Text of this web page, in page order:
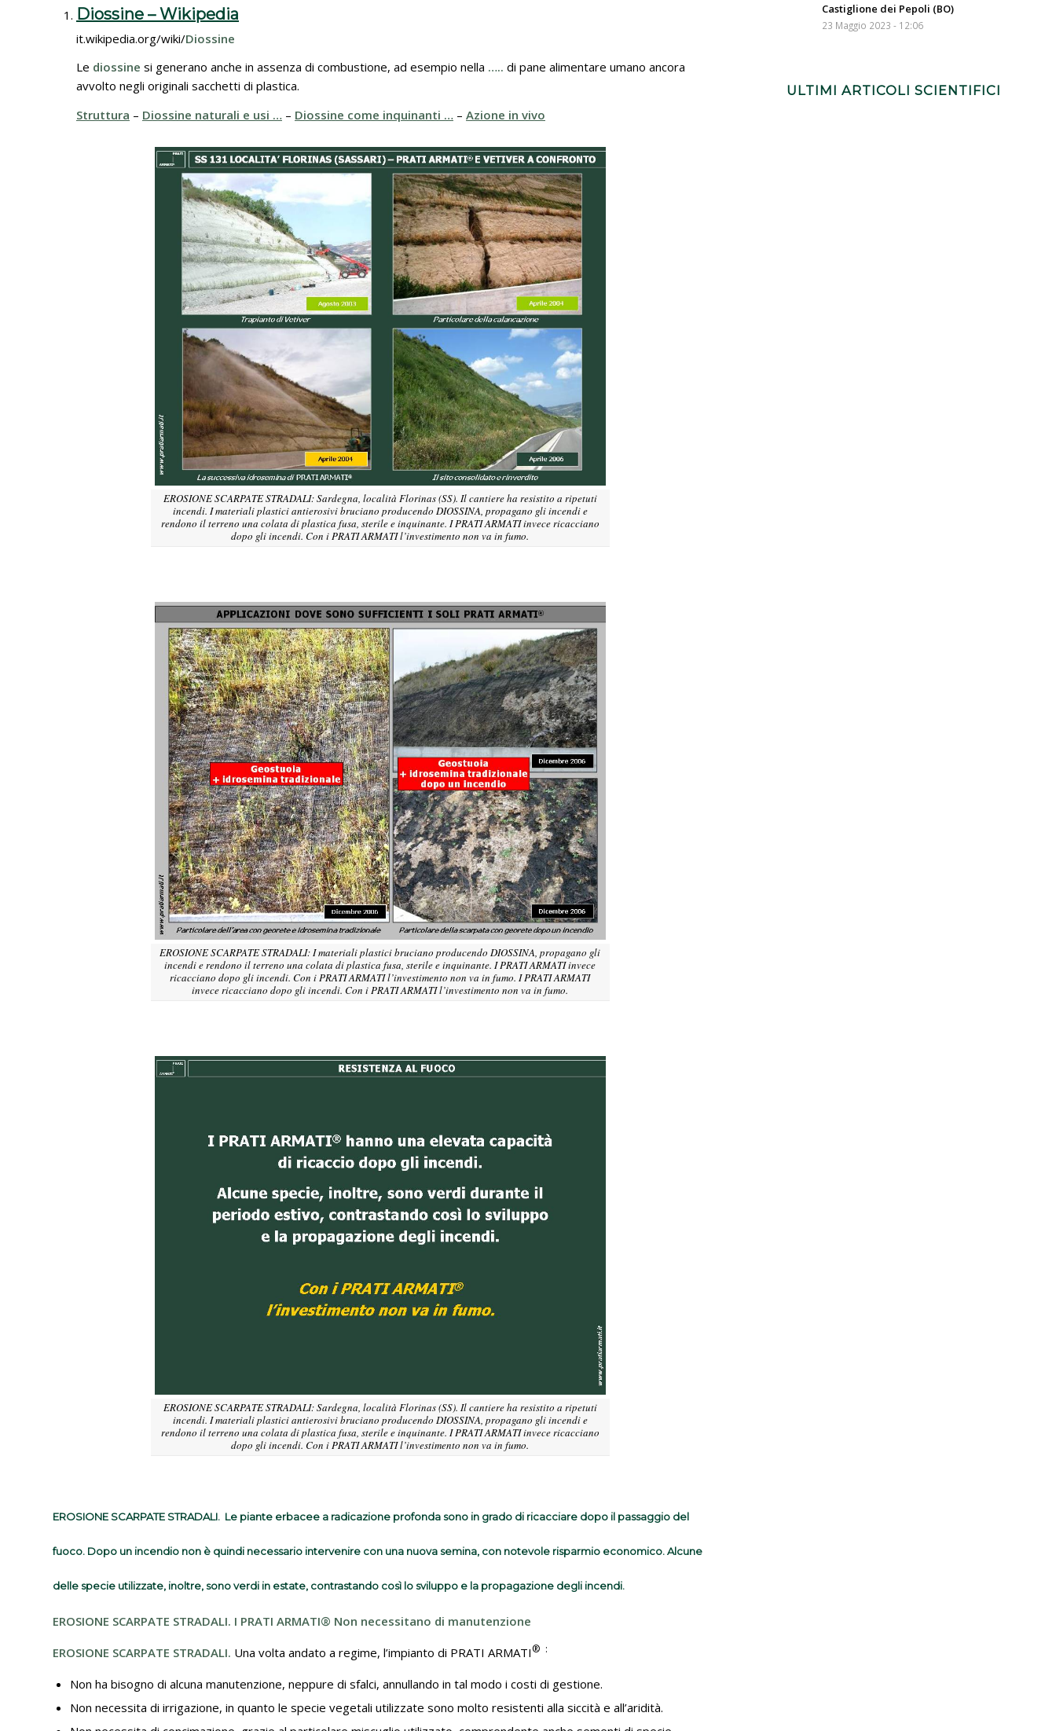
Diossine – Wikipedia
it.wikipedia.org/wiki/Diossine
Le diossine si generano anche in assenza di combustione, ad esempio nella ….. di pane alimentare umano ancora
avvolto negli originali sacchetti di plastica.
Struttura – ‎ Diossine naturali e usi … – ‎ Diossine come inquinanti … – ‎ Azione in vivo
EROSIONE SCARPATE STRADALI: Sardegna, località Florinas (SS). Il cantiere ha resistito a ripetuti
incendi. I materiali plastici antierosivi bruciano producendo DIOSSINA, propagano gli incendi e
rendono il terreno una colata di plastica fusa, sterile e inquinante. I PRATI ARMATI invece ricacciano
dopo gli incendi. Con i PRATI ARMATI l’investimento non va in fumo.
EROSIONE SCARPATE STRADALI: I materiali plastici bruciano producendo DIOSSINA, propagano gli
incendi e rendono il terreno una colata di plastica fusa, sterile e inquinante. I PRATI ARMATI invece
ricacciano dopo gli incendi. Con i PRATI ARMATI l’investimento non va in fumo. I PRATI ARMATI
invece ricacciano dopo gli incendi. Con i PRATI ARMATI l’investimento non va in fumo.
EROSIONE SCARPATE STRADALI: Sardegna, località Florinas (SS). Il cantiere ha resistito a ripetuti
incendi. I materiali plastici antierosivi bruciano producendo DIOSSINA, propagano gli incendi e
rendono il terreno una colata di plastica fusa, sterile e inquinante. I PRATI ARMATI invece ricacciano
dopo gli incendi. Con i PRATI ARMATI l’investimento non va in fumo.
EROSIONE SCARPATE STRADALI. Le piante erbacee a radicazione profonda sono in grado di ricacciare dopo il passaggio del
fuoco. Dopo un incendio non è quindi necessario intervenire con una nuova semina, con notevole risparmio economico. Alcune
delle specie utilizzate, inoltre, sono verdi in estate, contrastando così lo sviluppo e la propagazione degli incendi.
EROSIONE SCARPATE STRADALI. I PRATI ARMATI® Non necessitano di manutenzione
EROSIONE SCARPATE STRADALI. Una volta andato a regime, l’impianto di PRATI ARMATI® :
Non ha bisogno di alcuna manutenzione, neppure di sfalci, annullando in tal modo i costi di gestione.
Non necessita di irrigazione, in quanto le specie vegetali utilizzate sono molto resistenti alla siccità e all’aridità.
Castiglione dei Pepoli (BO)
23 Maggio 2023 - 12:06
ULTIMI ARTICOLI SCIENTIFICI